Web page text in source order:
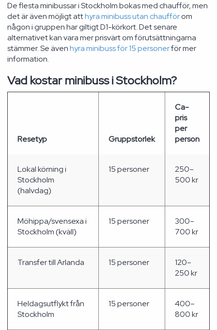
De flesta minibussar i Stockholm bokas med chaufför, men
det är även möjligt atthyra minibuss utan chaufförom
någon i gruppen har giltigt D1-körkort. Det senare
alternativet kan vara mer prisvärt om förutsättningarna
stämmer. Se ävenhyra minibuss för 15 personerför mer
information.
Vad kostar minibuss i Stockholm?
Resetyp Gruppstorlek
Ca-
pris
per
person
Lokal körning i
Stockholm
(halvdag)
15 personer
250–
500 kr
Möhippa/svensexa i
Stockholm (kväll)
15 personer
300–
700 kr
Transfer till Arlanda 15 personer
120–
250 kr
Heldagsutflykt från
Stockholm
15 personer
400–
800 kr